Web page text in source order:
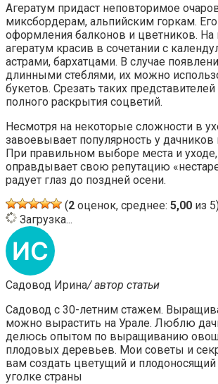
Агератум придаст неповторимое
миксбордерам, альпийским горкам.
оформления балконов и цветников. На
агератум красив в сочетании с
астрами, бархатцами. В случае
длинными стеблями, их можно
букетов. Срезать таких
полного раскрытия соцветий.
Несмотря на некоторые сложности в
завоевывает популярность у дачников
При правильном выборе места и уходе,
оправдывает свою репутацию
радует глаз до поздней осени.
(2 оценок, среднее: 5,00 из
Загрузка...
Садовод Ирина/ автор статьи
Садовод с 30-летним стажем.
можно вырастить на Урале. Люблю
делюсь опытом по выращиванию
плодовых деревьев. Мои советы и
вам создать цветущий и
уголке страны